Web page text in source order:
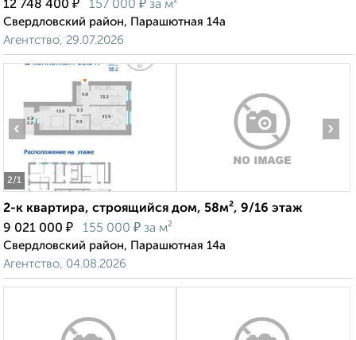
12 748 400 ₽ 157 000 ₽ за м²
Свердловский район, Парашютная 14а
Агентство, 29.07.2026
2/1
‹ ›
2-к квартира, строящийся дом, 58м², 9/16 этаж
9 021 000 ₽ 155 000 ₽ за м²
Свердловский район, Парашютная 14а
Агентство, 04.08.2026